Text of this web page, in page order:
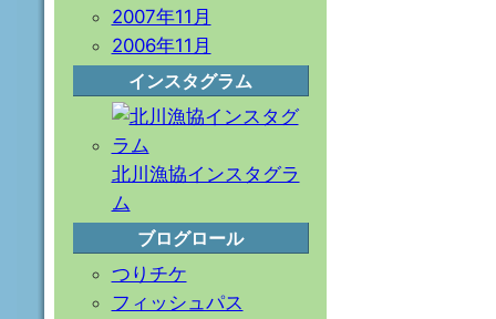
2007年11月
2006年11月
インスタグラム
北川漁協インスタグラ
ム
ブログロール
つりチケ
フィッシュパス